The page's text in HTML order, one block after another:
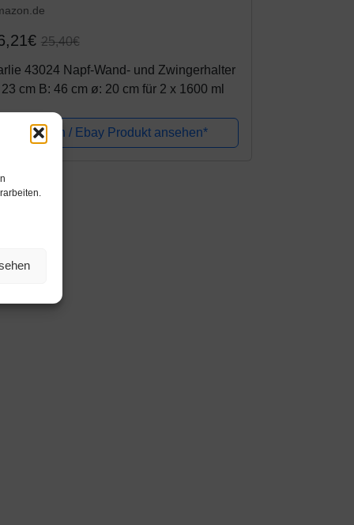
25,40€
43024 Napf-Wand- und Zwingerhalter
cm B: 46 cm ø: 20 cm für 2 x 1600 ml
Amazon / Ebay Produkt ansehen*